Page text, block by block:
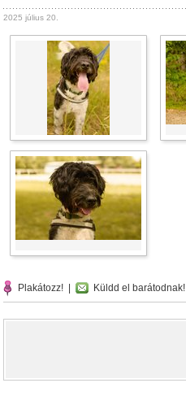
2025 július 20.
Plakátozz! Küldd el barátodnak!